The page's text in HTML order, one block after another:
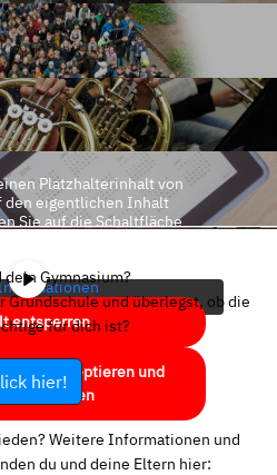
Platzhalterinhalt von
den eigentlichen Inhalt
Sie auf die Schaltfläche
entsperren
akzeptieren und
entsperren
dein Gymnasium?
Grundschule und überlegst, ob die
für dich ist?
hier!
Weitere Informationen und
du und deine Eltern hier: